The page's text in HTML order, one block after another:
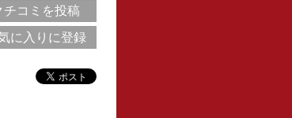
チコミを投稿
に入りに登録